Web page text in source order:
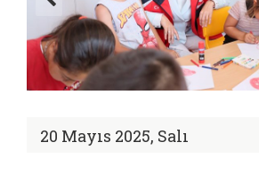
20 Mayıs 2025, Salı